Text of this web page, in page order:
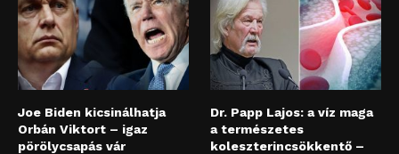
Joe Biden kicsinálhatja
Orbán Viktort – igaz
pörölycsapás vár
Dr. Papp Lajos: a víz maga
a természetes
koleszterincsökkentő –